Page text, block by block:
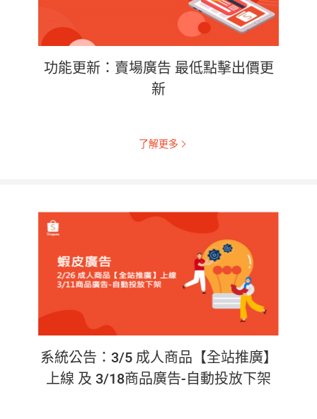
功能更新：賣場廣告 最低點擊出價更
新
了解更多
系統公告：3/5 成人商品【全站推廣】
上線 及 3/18商品廣告-自動投放下架